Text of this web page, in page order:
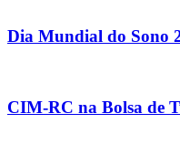
Dia Mundial do Sono
CIM-RC na Bolsa de